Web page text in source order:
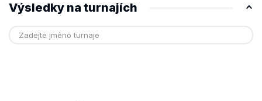
Výsledky na turnajích